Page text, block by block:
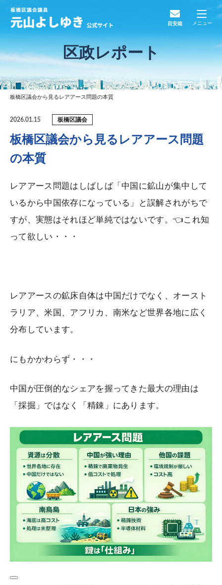
目安箱 メニュー
板橋区議会から見るレアアース問題の本質
区政レポート
2026.01.15 板橋区議会
板橋区議会から見るレアアース問題
の本質
レアアース問題はしばしば「中国に鉱山が集中して
いるから中国依存になっている」と誤解されがちで
すが、実態はそれほど単純ではないです。👈これ知
って欲しい・・・
レアアースの鉱床自体は中国だけでなく、オースト
ラリア、米国、アフリカ、南米など世界各地に広く
分布しています。
にもかかわらず・・・
中国が圧倒的なシェアを握ってきた最大の理由は
「採掘」ではなく「精錬」にあります。